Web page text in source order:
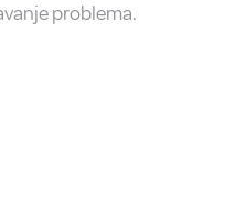
problema.